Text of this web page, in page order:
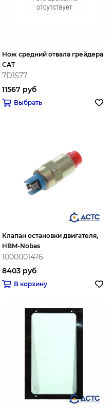
Нож средний отвала грейдера
CAT
7D1577
11567 руб
Выбрать
Клапан остановки двигателя,
HBM-Nobas
1000001476
8403 руб
В корзину